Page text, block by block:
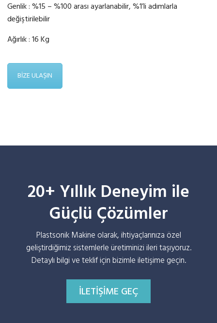
Genlik : %15 – %100 arası ayarlanabilir, %1’li adımlarla
değiştirilebilir
Ağırlık : 16 Kg
BİZE ULAŞIN
20+ Yıllık Deneyim ile
Güçlü Çözümler
Plastsonik Makine olarak, ihtiyaçlarınıza özel
geliştirdiğimiz sistemlerle üretiminizi ileri taşıyoruz.
Detaylı bilgi ve teklif için bizimle iletişime geçin.
İLETIŞIME GEÇ